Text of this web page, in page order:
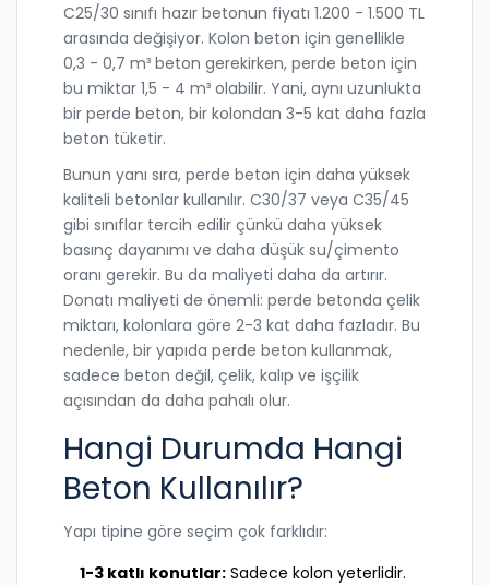
C25/30 sınıfı hazır betonun fiyatı 1.200 - 1.500 TL
arasında değişiyor. Kolon beton için genellikle
0,3 - 0,7 m³ beton gerekirken, perde beton için
bu miktar 1,5 - 4 m³ olabilir. Yani, aynı uzunlukta
bir perde beton, bir kolondan 3-5 kat daha fazla
beton tüketir.
Bunun yanı sıra, perde beton için daha yüksek
kaliteli betonlar kullanılır. C30/37 veya C35/45
gibi sınıflar tercih edilir çünkü daha yüksek
basınç dayanımı ve daha düşük su/çimento
oranı gerekir. Bu da maliyeti daha da artırır.
Donatı maliyeti de önemli: perde betonda çelik
miktarı, kolonlara göre 2-3 kat daha fazladır. Bu
nedenle, bir yapıda perde beton kullanmak,
sadece beton değil, çelik, kalıp ve işçilik
açısından da daha pahalı olur.
Hangi Durumda Hangi
Beton Kullanılır?
Yapı tipine göre seçim çok farklıdır:
1-3 katlı konutlar: Sadece kolon yeterlidir.